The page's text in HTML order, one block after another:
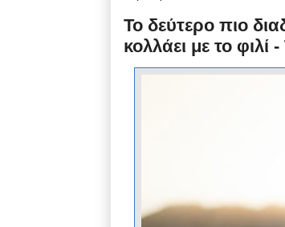
Το δεύτερο πιο
κολλάει με το